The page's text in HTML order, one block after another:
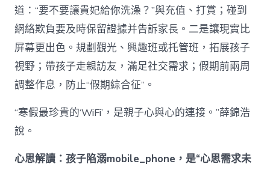
道：“要不要讓貴妃給你洗澡？”與充值、打賞；碰到
網絡欺負要及時保留證據并告訴家長。二是讓現實比
屏幕更出色。規劃觀光、興趣班或托管班，拓展孩子
視野；帶孩子走親訪友，滿足社交需求；假期前兩周
調整作息，防止“假期綜合征”。
“寒假最珍貴的‘WiFi’，是親子心與心的連接。”薛錦浩
說。
心思解讀：孩子陷溺mobile_phone，是“心思需求未